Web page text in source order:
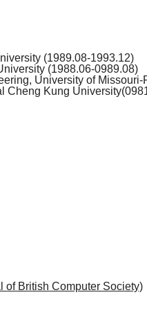
(1989.08-1993.12)
(1988.06-0989.08)
University of
Cheng Kung
of British Computer Society)